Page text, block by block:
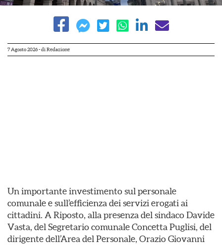
7 Agosto 2026- di Redazione
Un importante investimento sul personale
comunale e sull’efficienza dei servizi erogati ai
cittadini. A Riposto, alla presenza del sindaco Davide
Vasta, del Segretario comunale Concetta Puglisi, del
dirigente dell’Area del Personale, Orazio Giovanni